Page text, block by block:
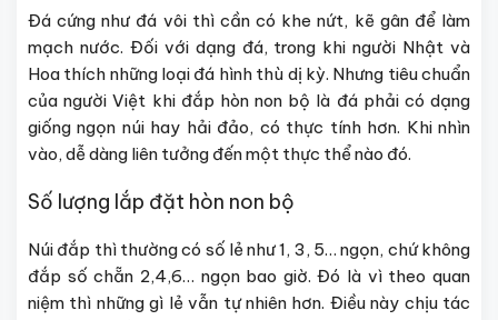
Đá cứng như đá vôi thì cần có khe nứt, kẽ gân để làm
mạch nước. Đối với dạng đá, trong khi người Nhật và
Hoa thích những loại đá hình thù dị kỳ. Nhưng tiêu chuẩn
của người Việt khi đắp hòn non bộ là đá phải có dạng
giống ngọn núi hay hải đảo, có thực tính hơn. Khi nhìn
vào, dễ dàng liên tưởng đến một thực thể nào đó.
Số lượng lắp đặt hòn non bộ
Núi đắp thì thường có số lẻ như 1, 3, 5… ngọn, chứ không
đắp số chẵn 2,4,6… ngọn bao giờ. Đó là vì theo quan
niệm thì những gì lẻ vẫn tự nhiên hơn. Điều này chịu tác